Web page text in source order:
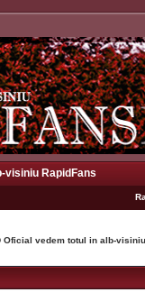
visiniu RapidFans
Oficial vedem totul in alb-